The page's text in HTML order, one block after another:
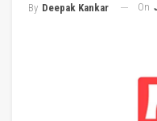
By Deepak Kankar On